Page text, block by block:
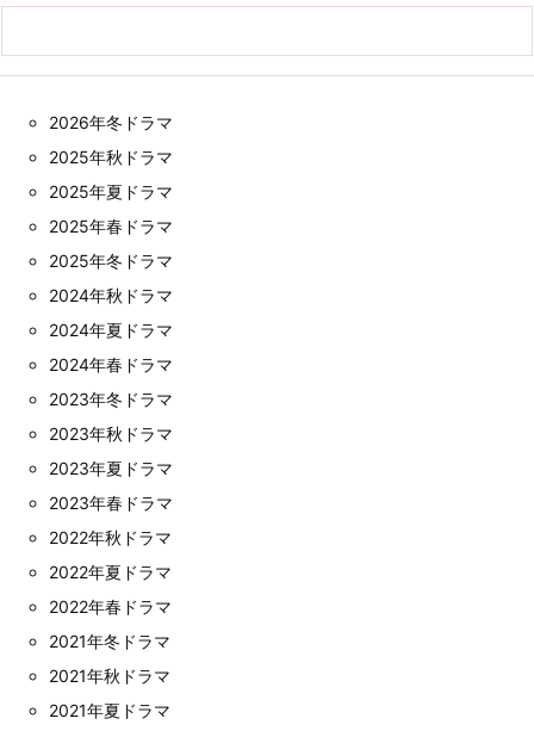
2026年冬ドラマ
2025年秋ドラマ
2025年夏ドラマ
2025年春ドラマ
2025年冬ドラマ
2024年秋ドラマ
2024年夏ドラマ
2024年春ドラマ
2023年冬ドラマ
2023年秋ドラマ
2023年夏ドラマ
2023年春ドラマ
2022年秋ドラマ
2022年夏ドラマ
2022年春ドラマ
2021年冬ドラマ
2021年秋ドラマ
2021年夏ドラマ